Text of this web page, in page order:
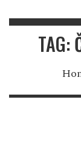
TAG: